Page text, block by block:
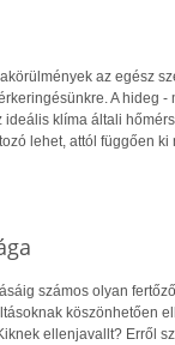
az egész
A hideg
ideális klíma általi
lehet, attól függően ki
számos olyan
köszönhetően
ellenjavallt? Erről